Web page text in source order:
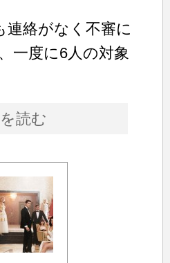
連絡がなく不審に
一度に6人の対象
読む